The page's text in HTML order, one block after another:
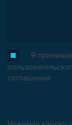
Я
соглашения